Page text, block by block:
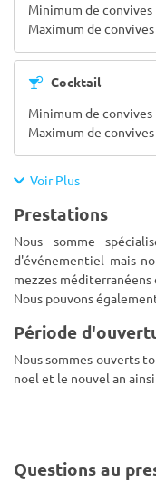
Minimum de convives
Maximum de convives
Cocktail
Minimum de convives
Maximum de convives
Voir Plus
Prestations
Nous somme
d'événementiel mais
mezzes méditerranéens
Nous pouvons
Période
Nous sommes ouverts
noel et le nouvel an
Questions au